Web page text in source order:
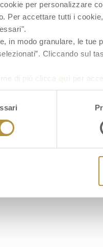
per personalizzare
Per accettare tutti i
in modo granulare, le tue
Cliccando sul
di più clicca
qui per